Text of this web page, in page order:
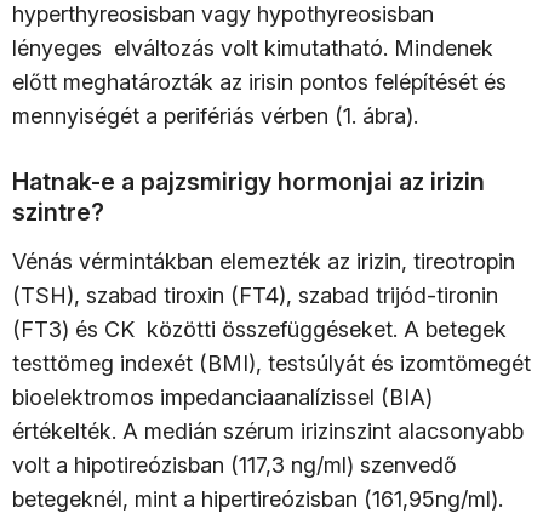
hyperthyreosisban vagy hypothyreosisban
lényeges elváltozás volt kimutatható. Mindenek
előtt meghatározták az irisin pontos felépítését és
mennyiségét a perifériás vérben (1. ábra).
Hatnak-e a pajzsmirigy hormonjai az irizin
szintre?
Vénás vérmintákban elemezték az irizin, tireotropin
(TSH), szabad tiroxin (FT4), szabad trijód-tironin
(FT3) és CK közötti összefüggéseket. A betegek
testtömeg indexét (BMI), testsúlyát és izomtömegét
bioelektromos impedanciaanalízissel (BIA)
értékelték. A medián szérum irizinszint alacsonyabb
volt a hipotireózisban (117,3 ng/ml) szenvedő
betegeknél, mint a hipertireózisban (161,95ng/ml).